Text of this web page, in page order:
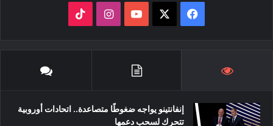
فيسبوك ‫YouTubeانستقرام
إنفانتينو يواجه ضغوطًا متصاعدة.. اتحادات أوروبية
تتحرك لسحب دعمها